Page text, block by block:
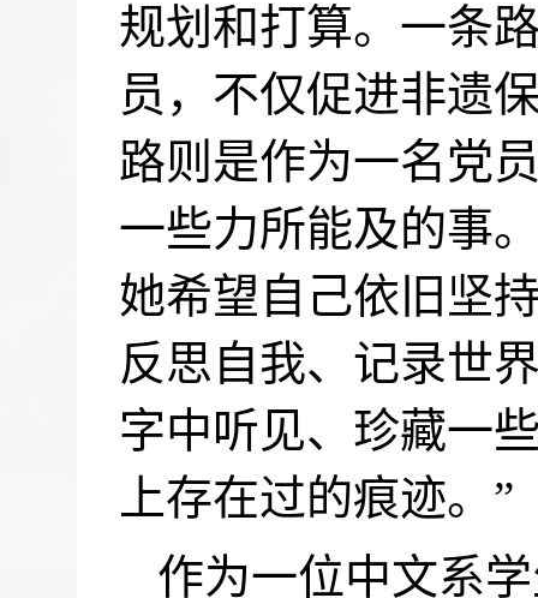
规划和打算。一条
员，不仅促进非遗
路则是作为一名党
一些力所能及的事
她希望自己依旧坚
反思自我、记录世
字中听见、珍藏一
上存在过的痕迹。”
作为一位中文系